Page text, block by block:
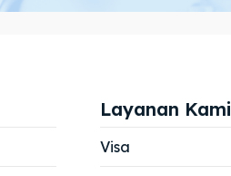
Layanan Kami
Visa